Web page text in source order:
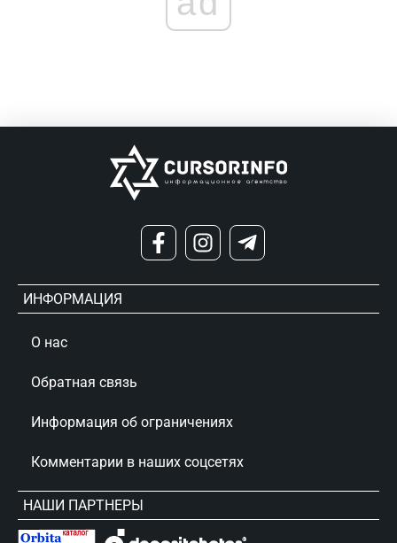
ИНФОРМАЦИЯ
О нас
Обратная связь
Информация об ограничениях
Комментарии в наших соцсетях
НАШИ ПАРТНЕРЫ